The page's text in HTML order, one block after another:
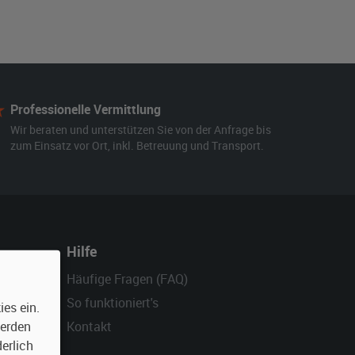
Professionelle Vermittlung
Wir beraten und unterstützen Sie von der Anfrage bis
zum Einsatz vor Ort, inkl. Betreuung und Transport.
Hilfe
Häufige Fragen (FAQ)
So funktioniert's
Kontakt
ein.